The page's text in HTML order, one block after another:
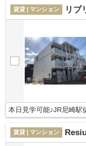
賃貸 | マンション リブ
本日見学可能♪JR尼崎駅
賃貸 | マンション